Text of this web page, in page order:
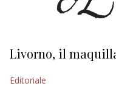
Livorno, il
Editoriale